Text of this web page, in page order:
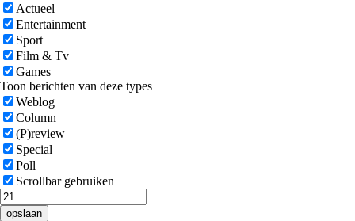
Actueel
Entertainment
Sport
Film & Tv
Games
Toon berichten van deze types
Weblog
Column
(P)review
Special
Poll
Scrollbar gebruiken
opslaan